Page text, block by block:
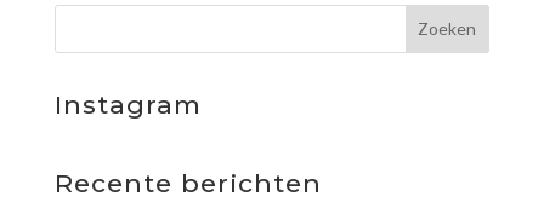
Instagram
Recente berichten